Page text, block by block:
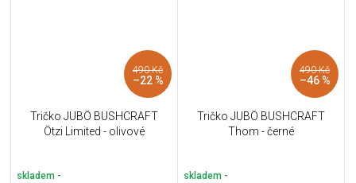
490 Kč
–22 %
Tričko JUBÖ BUSHCRAFT
Ötzi Limited - olivové
skladem -
490 Kč
–46 %
Tričko JUBÖ BUSHCRAFT
Thom - černé
skladem -